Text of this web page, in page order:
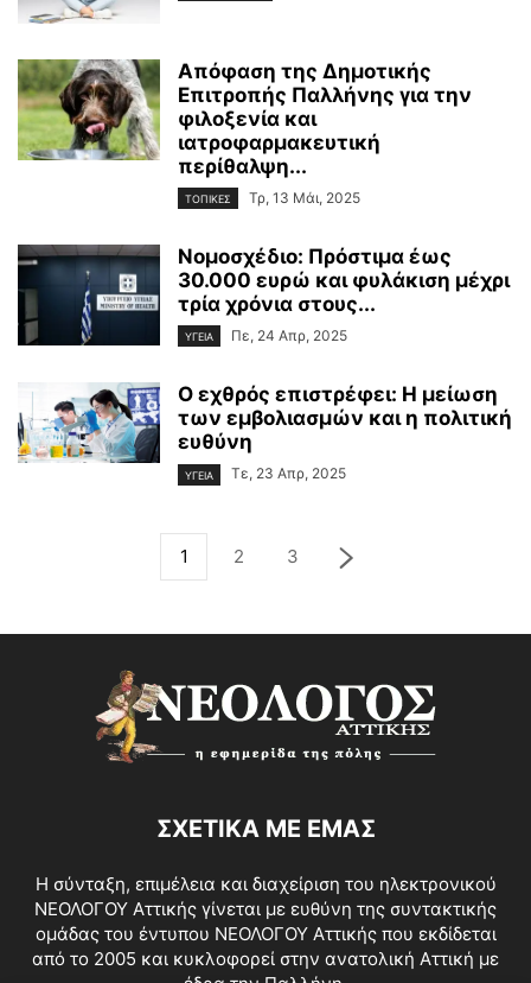
Απόφαση της Δημοτικής
Επιτροπής Παλλήνης για την
φιλοξενία και
ιατροφαρμακευτική
περίθαλψη...
ΤΟΠΙΚΕΣ Τρ, 13 Μάι, 2025
Νομοσχέδιο: Πρόστιμα έως
30.000 ευρώ και φυλάκιση μέχρι
τρία χρόνια στους...
ΥΓΕΙΑ Πε, 24 Απρ, 2025
Ο εχθρός επιστρέφει: Η μείωση
των εμβολιασμών και η πολιτική
ευθύνη
ΥΓΕΙΑ Τε, 23 Απρ, 2025
1 2 3
ΣΧΕΤΙΚΑ ΜΕ ΕΜΑΣ
Η σύνταξη, επιμέλεια και διαχείριση του ηλεκτρονικού
ΝΕΟΛΟΓΟΥ Αττικής γίνεται με ευθύνη της συντακτικής
ομάδας του έντυπου ΝΕΟΛΟΓΟΥ Αττικής που εκδίδεται
από το 2005 και κυκλοφορεί στην ανατολική Αττική με